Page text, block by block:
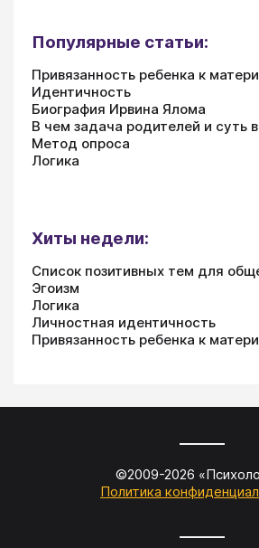
Популярные статьи:
Привязанность ребенка к матери
Идентичность
Биография Ирвина Ялома
В чем задача родителей и суть
Метод опроса
Логика
Хиты недели:
Список позитивных тем для
Эгоизм
Логика
Личностная идентичность
Привязанность ребенка к матери
©2009-2026 «
Политика